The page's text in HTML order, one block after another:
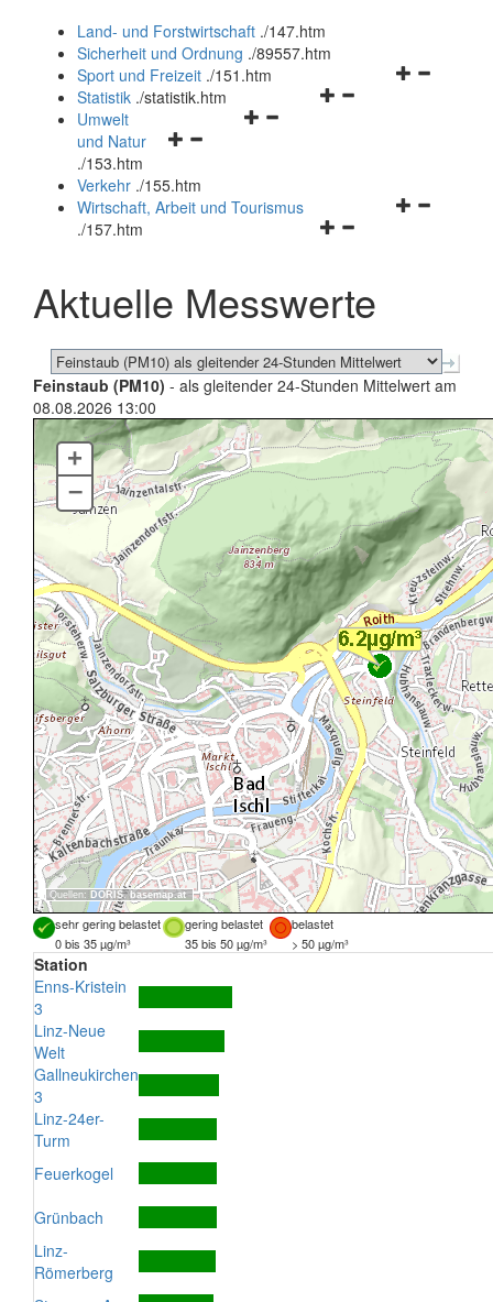
und
schließen
Land- und Forstwirtschaft ./147.htm
Sicherheit und Ordnung ./89557.htm
Navigationsmenü
Sport und Freizeit ./151.htm
Navigationsmenü
Statistik ./statistik.htm
Navigationsmenü
und
schließen
Umwelt
und Natur
./153.htm
Verkehr ./155.htm
Navigationsmenü
schließen
Wirtschaft, Arbeit und Tourismus
./157.htm
Aktuelle Messwerte
Feinstaub (PM10) - als gleitender 24-Stunden Mittelwert am
08.08.2026 13:00
Quellen: DORIS, basemap.at
+
–
sehr gering belastet gering belastet
belastet
0 bis 35 µg/m³
35 bis 50 µg/m³ > 50 µg/m³
Station
Enns-Kristein
3
Linz-Neue
Welt
Gallneukirchen
3
Linz-24er-
Turm
Feuerkogel
Grünbach
Linz-
Römerberg